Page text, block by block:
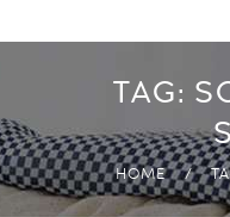
TAG:
HOME